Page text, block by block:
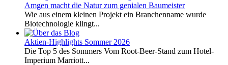
Amgen macht die Natur zum genialen Baumeister
Wie aus einem kleinen Projekt ein Branchenname wurde
Biotechnologie klingt...
Aktien-Highlights Sommer 2026
Die Top 5 des Sommers Vom Root-Beer-Stand zum Hotel-
Imperium Marriott...